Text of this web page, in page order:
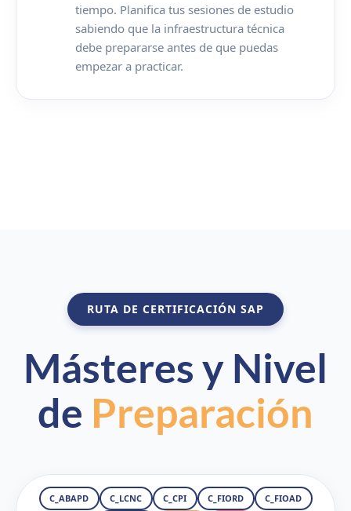
tiempo. Planifica tus sesiones de estudio
sabiendo que la infraestructura técnica
debe prepararse antes de que puedas
empezar a practicar.
RUTA DE CERTIFICACIÓN SAP
Másteres y Nivel
de Preparación
C_ABAPD C_LCNC C_CPI C_FIORD C_FIOAD